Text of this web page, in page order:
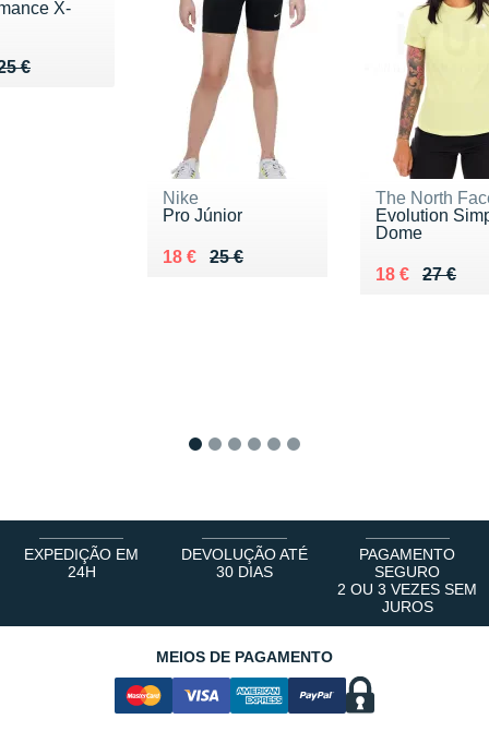
X-
€
de 25 €
€
Nike
Pro Júnior
25 €
Au lieu de 25 €
18 €
Vendu 18 €
The North
Evolution
Dome
27 €
Au lieu de 27
18 €
Vendu 18 €
EXPEDIÇÃO EM
24H
DEVOLUÇÃO ATÉ
30 DIAS
PAGAMENTO
SEGURO
2 OU 3 VEZES SEM
JUROS
MEIOS DE PAGAMENTO